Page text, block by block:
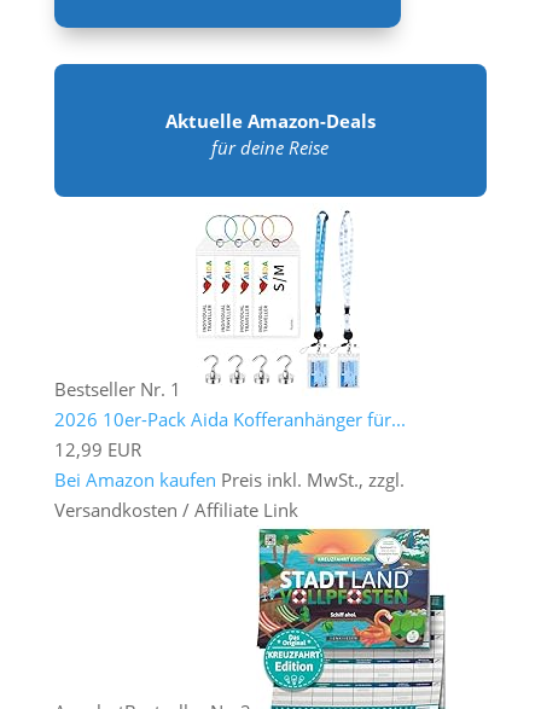
Aktuelle Amazon-Deals
für deine Reise
Bestseller Nr. 1
2026 10er-Pack Aida Kofferanhänger für...
12,99 EUR
Bei Amazon kaufen Preis inkl. MwSt., zzgl.
Versandkosten / Affiliate Link